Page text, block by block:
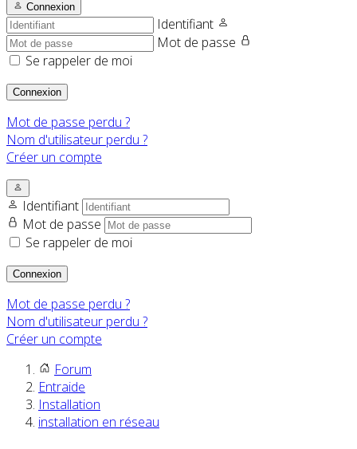
Connexion
Identifiant
Mot de passe
Se rappeler de moi
Connexion
Mot de passe perdu ?
Nom d'utilisateur perdu ?
Créer un compte
Identifiant
Mot de passe
Se rappeler de moi
Connexion
Mot de passe perdu ?
Nom d'utilisateur perdu ?
Créer un compte
Forum
Entraide
Installation
installation en réseau